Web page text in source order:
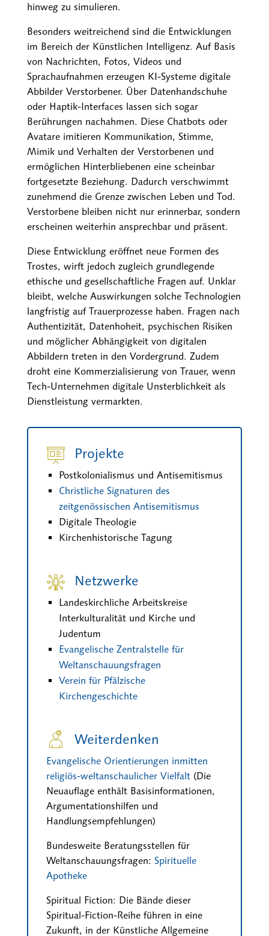
hinweg zu simulieren.
Besonders weitreichend sind die Entwicklungen
im Bereich der Künstlichen Intelligenz. Auf Basis
von Nachrichten, Fotos, Videos und
Sprachaufnahmen erzeugen KI-Systeme digitale
Abbilder Verstorbener. Über Datenhandschuhe
oder Haptik-Interfaces lassen sich sogar
Berührungen nachahmen. Diese Chatbots oder
Avatare imitieren Kommunikation, Stimme,
Mimik und Verhalten der Verstorbenen und
ermöglichen Hinterbliebenen eine scheinbar
fortgesetzte Beziehung. Dadurch verschwimmt
zunehmend die Grenze zwischen Leben und Tod.
Verstorbene bleiben nicht nur erinnerbar, sondern
erscheinen weiterhin ansprechbar und präsent.
Diese Entwicklung eröffnet neue Formen des
Trostes, wirft jedoch zugleich grundlegende
ethische und gesellschaftliche Fragen auf. Unklar
bleibt, welche Auswirkungen solche Technologien
langfristig auf Trauerprozesse haben. Fragen nach
Authentizität, Datenhoheit, psychischen Risiken
und möglicher Abhängigkeit von digitalen
Abbildern treten in den Vordergrund. Zudem
droht eine Kommerzialisierung von Trauer, wenn
Tech-Unternehmen digitale Unsterblichkeit als
Dienstleistung vermarkten.
Projekte
Postkolonialismus und Antisemitismus
Christliche Signaturen des
zeitgenössischen Antisemitismus
Digitale Theologie
Kirchenhistorische Tagung
Netzwerke
Landeskirchliche Arbeitskreise
Interkulturalität und Kirche und
Judentum
Evangelische Zentralstelle für
Weltanschauungsfragen
Verein für Pfälzische
Kirchengeschichte
Weiterdenken
Evangelische Orientierungen inmitten
religiös-weltanschaulicher Vielfalt(Die
Neuauflage enthält Basisinformationen,
Argumentationshilfen und
Handlungsempfehlungen)
Bundesweite Beratungsstellen für
Weltanschauungsfragen: Spirituelle
Apotheke
Spiritual Fiction: Die Bände dieser
Spiritual-Fiction-Reihe führen in eine
Zukunft, in der Künstliche Allgemeine